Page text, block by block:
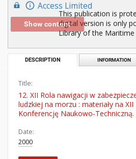
Access Limited
Show content
This publication is
digital version is only
Library of the Maritime
DESCRIPTION INFORMATION
Title:
12. XII Rola nawigacji w
ludzkiej na morzu : materiały na
Konferencję Naukowo-Techniczną.
Date:
2000